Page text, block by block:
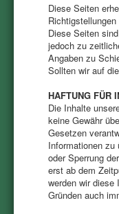
Diese Seiten
Diese Seiten
jedoch zu
Angaben zu
Sollten wir auf
HAFTUNG FÜR
Die Inhalte
keine Gewähr
Gesetzen
Informationen zu
oder Sperrung
erst ab dem
werden wir
Gründen auch